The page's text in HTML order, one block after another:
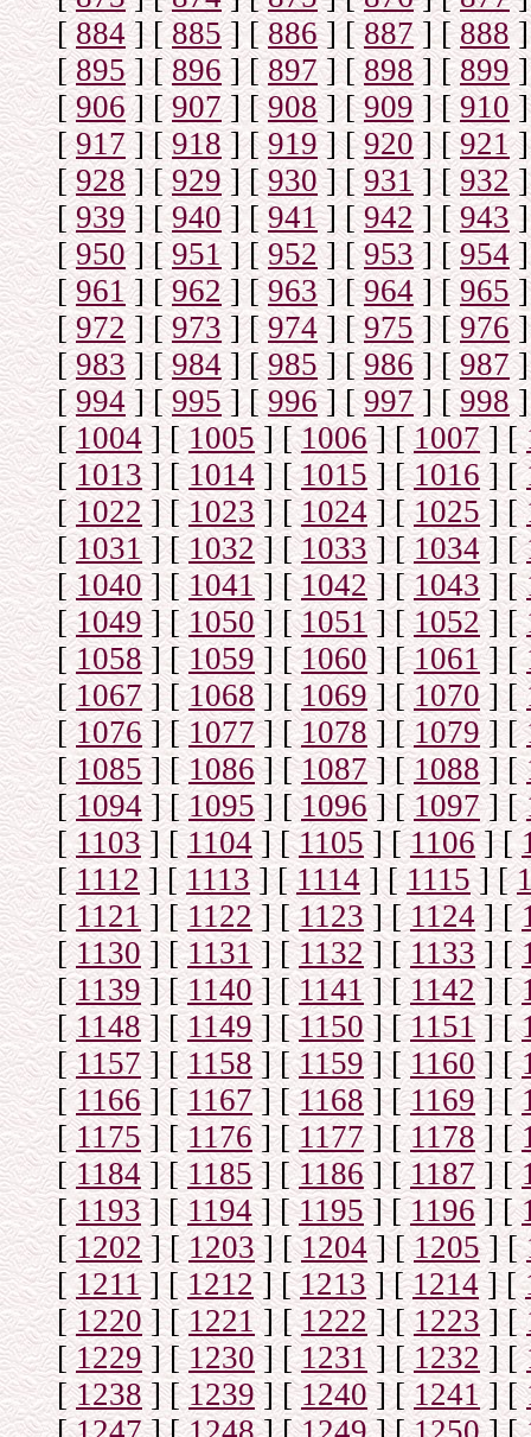
[884] [885] [886] [887] [888]
[895] [896] [897] [898] [899]
[906] [907] [908] [909] [910]
[917] [918] [919] [920] [921]
[928] [929] [930] [931] [932]
[ 939] [940] [941] [942] [943]
[950] [951] [952] [953] [954]
[961] [962] [963] [964] [965]
[972] [973] [974] [975] [976]
[983] [984] [985] [986] [987]
[994] [995] [996] [997] [998]
[1004] [1005] [1006] [1007] [
[1013] [1014] [1015 ] [1016] [
[1022] [1023] [1024] [1025] [
[1031] [1032] [1033] [1034] [
[1040] [1041] [1042] [1043] [
[1049] [1050] [1051] [1052] [
[1058] [1059] [1060] [1061] [
[1067] [1068] [1069] [1070] [
[1076] [1077] [1078] [1079] [
[1085] [1086] [1087] [1088] [
[1094] [1095] [1096] [1097] [
[1103] [1104] [1105] [1106] [
[1112] [1113] [ 1114] [1115] [
[1121] [1122] [1123] [1124] [
[1130] [1131] [1132] [1133] [
[1139] [1140] [1141] [1142] [
[1148] [1149] [1150] [1151] [
[1157] [1158] [1159] [1160] [
[1166] [1167] [1168] [1169] [
[1175] [1176] [1177] [1178] [
[1184] [1185] [1186] [1187] [
[1193] [1194] [1195] [1196] [
[1202] [1203] [1204] [1205] [
[1211] [1212] [1213] [1214] [
[1220] [1221] [1222] [1223] [
[1229] [1230] [1231 ] [1232] [
[1238] [1239] [1240] [1241] [